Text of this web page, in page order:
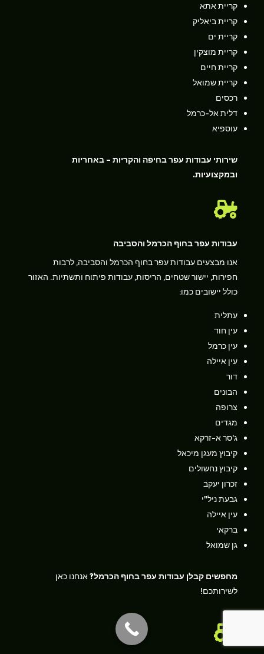
קריית אתא
קריית ביאליק
קריית ים
קריית מוצקין
קריית חיים
קריית שמואל
רכסים
דלית אל-כרמל
עוספיא
שירותי עבודות עפר בחיפה והקריות – באחריות
ובמקצועיות.

עבודות עפר בחוף הכרמל והסביבה
אנו מבצעים עבודות עפר בחוף הכרמל והסביבה, לרבות
חפירות, יישור שטחים, הריסות, עבודות פיתוח ותשתיות. האזור
כולל יישובים כמו:
עתלית
עין חוד
עין כרמל
עין איילה
דור
הבונים
צרופה
מגדים
ג'סר א-זרקא
קיבוץ מעגן מיכאל
קיבוץ נחשולים
זכרון יעקב
גבעת ניל"י
עין איילה
ברקאי
גן שמואל
מחפשים קבלן עבודות עפר בחוף הכרמל?אנחנו כאן
לשירותכם!
